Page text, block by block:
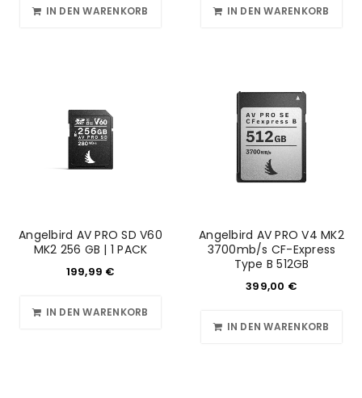
IN DEN WARENKORB IN DEN WARENKORB
Angelbird AV PRO SD V60
MK2 256 GB | 1 PACK
199,99 €
IN DEN WARENKORB
Angelbird AV PRO V4 MK2
3700mb/s CF-Express
Type B 512GB
399,00 €
IN DEN WARENKORB